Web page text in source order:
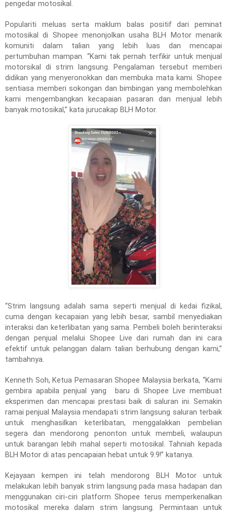
pengedar motosikal.
Populariti meluas serta maklum balas positif dari peminat
motosikal di Shopee menonjolkan usaha BLH Motor menarik
komuniti dalam talian yang lebih luas dan mencapai
pertumbuhan mampan. “Kami tak pernah terfikir untuk menjual
motorsikal di strim langsung. Pengalaman tersebut memberi
didikan yang menyeronokkan dan membuka mata kami. Shopee
sentiasa memberi sokongan dan bimbingan yang membolehkan
kami mengembangkan kecapaian pasaran dan menjual lebih
banyak motosikal,” kata jurucakap BLH Motor.
“Strim langsung adalah sama seperti menjual di kedai fizikal,
cuma dengan kecapaian yang lebih besar, sambil menyediakan
interaksi dan keterlibatan yang sama. Pembeli boleh berinteraksi
dengan penjual melalui Shopee Live dari rumah dan ini cara
efektif untuk pelanggan dalam talian berhubung dengan kami,”
tambahnya.
Kenneth Soh, Ketua Pemasaran Shopee Malaysia berkata, “Kami
gembira apabila penjual yang baru di Shopee Live membuat
eksperimen dan mencapai prestasi baik di saluran ini. Semakin
ramai penjual Malaysia mendapati strim langsung saluran terbaik
untuk menghasilkan keterlibatan, menggalakkan pembelian
segera dan mendorong penonton untuk membeli, walaupun
untuk barangan lebih mahal seperti motosikal. Tahniah kepada
BLH Motor di atas pencapaian hebat untuk 9.9!” katanya.
Kejayaan kempen ini telah mendorong BLH Motor untuk
melakukan lebih banyak strim langsung pada masa hadapan dan
menggunakan ciri-ciri platform Shopee terus memperkenalkan
motosikal mereka dalam strim langsung. Permintaan untuk